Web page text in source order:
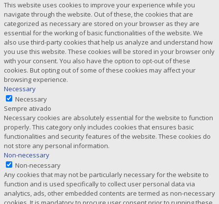
This website uses cookies to improve your experience while you
navigate through the website. Out of these, the cookies that are
categorized as necessary are stored on your browser as they are
essential for the working of basic functionalities of the website. We
also use third-party cookies that help us analyze and understand how
you use this website. These cookies will be stored in your browser only
with your consent. You also have the option to opt-out of these
cookies. But opting out of some of these cookies may affect your
browsing experience.
Necessary
Necessary
Sempre ativado
Necessary cookies are absolutely essential for the website to function
properly. This category only includes cookies that ensures basic
functionalities and security features of the website. These cookies do
not store any personal information.
Non-necessary
Non-necessary
Any cookies that may not be particularly necessary for the website to
function and is used specifically to collect user personal data via
analytics, ads, other embedded contents are termed as non-necessary